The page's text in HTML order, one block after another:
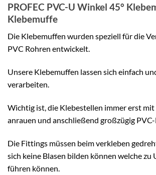
PROFEC PVC-U Winkel 45°
Klebemuffe
Die Klebemuffen wurden speziell für die
PVC Rohren entwickelt.
Unsere Klebemuffen lassen sich einfach
verarbeiten.
Wichtig ist, die Klebestellen immer erst mit
anrauen und anschließend großzügig
Die Fittings müssen beim verkleben
sich keine Blasen bilden können welche
führen können.